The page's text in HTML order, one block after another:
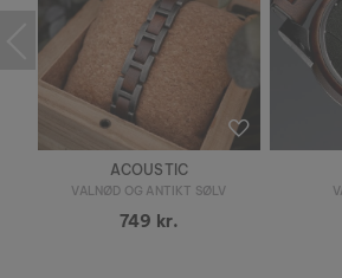
ACOUSTIC
VALNØD OG ANTIKT SØLV
749 kr.